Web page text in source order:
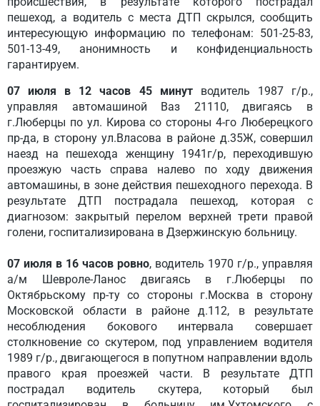
пешеход, а водитель с места ДТП скрылся, сообщить
интересующую информацию по телефонам: 501-25-83,
501-13-49, анонимность и конфиденциальность
гарантируем.
07 июля в 12 часов 45 минут водитель 1987 г/р.,
управляя автомашиной Ваз 21110, двигаясь в
г.Люберцы по ул. Кирова со стороны 4-го Люберецкого
пр-да, в сторону ул.Власова в районе д.35Ж, совершил
наезд на пешехода женщину 1941г/р, переходившую
проезжую часть справа налево по ходу движения
автомашины, в зоне действия пешеходного перехода. В
результате ДТП пострадала пешеход, которая с
диагнозом: закрытый перелом верхней трети правой
голени, госпитализирована в Дзержинскую больницу.
07 июля в 16 часов ровно, водитель 1970 г/р., управляя
а/м Шевроле-Ланос двигаясь в г.Люберцы по
Октябрьскому пр-ту со стороны г.Москва в сторону
Московской области в районе д.112, в результате
несоблюдения бокового интервала совершает
столкновение со скутером, под управлением водителя
1989 г/р., двигающегося в попутном направлении вдоль
правого края проезжей части. В результате ДТП
пострадал водитель скутера, который был